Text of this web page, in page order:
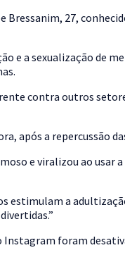
Bressanim, 27,
e a sexualização
contra outros
após a
e viralizou ao usar
a
Instagram foram